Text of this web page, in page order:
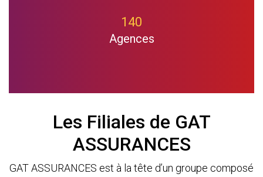
140
Agences
Les Filiales de GAT
ASSURANCES
GAT ASSURANCES est à la tête d’un groupe composé